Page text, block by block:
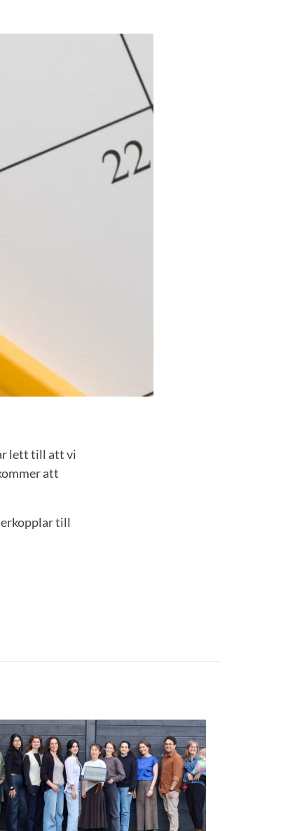
lett till att vi
att
till